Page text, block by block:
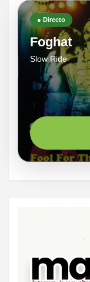
● Directo
Foghat
Slow Ride